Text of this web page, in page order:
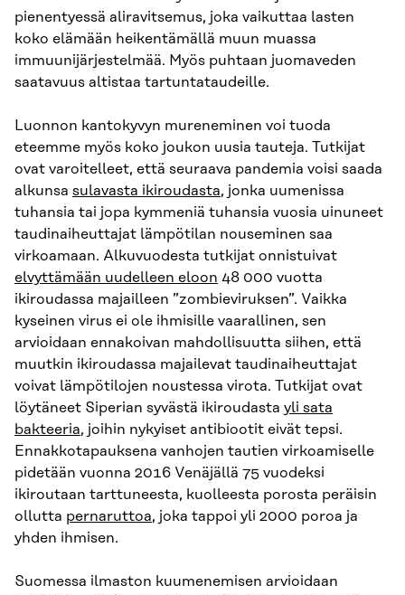
pienentyessä aliravitsemus, joka vaikuttaa lasten
koko elämään heikentämällä muun muassa
immuunijärjestelmää. Myös puhtaan juomaveden
saatavuus altistaa tartuntataudeille.
Luonnon kantokyvyn mureneminen voi tuoda
eteemme myös koko joukon uusia tauteja. Tutkijat
ovat varoitelleet, että seuraava pandemia voisi saada
alkunsa sulavasta ikiroudasta, jonka uumenissa
tuhansia tai jopa kymmeniä tuhansia vuosia uinuneet
taudinaiheuttajat lämpötilan nouseminen saa
virkoamaan. Alkuvuodesta tutkijat onnistuivat
elvyttämään uudelleen eloon 48 000 vuotta
ikiroudassa majailleen ”zombieviruksen”. Vaikka
kyseinen virus ei ole ihmisille vaarallinen, sen
arvioidaan ennakoivan mahdollisuutta siihen, että
muutkin ikiroudassa majailevat taudinaiheuttajat
voivat lämpötilojen noustessa virota. Tutkijat ovat
löytäneet Siperian syvästä ikiroudasta yli sata
bakteeria, joihin nykyiset antibiootit eivät tepsi.
Ennakkotapauksena vanhojen tautien virkoamiselle
pidetään vuonna 2016 Venäjällä 75 vuodeksi
ikiroutaan tarttuneesta, kuolleesta porosta peräisin
ollutta pernaruttoa, joka tappoi yli 2000 poroa ja
yhden ihmisen.
Suomessa ilmaston kuumenemisen arvioidaan